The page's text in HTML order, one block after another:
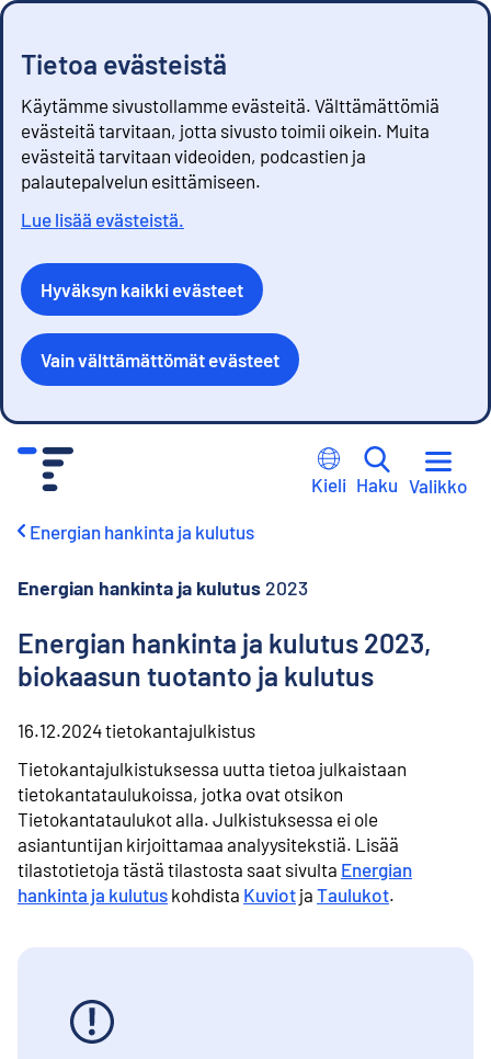
Tietoa evästeistä
Käytämme sivustollamme evästeitä. Välttämättömiä
evästeitä tarvitaan, jotta sivusto toimii oikein. Muita
evästeitä tarvitaan videoiden, podcastien ja
palautepalvelun esittämiseen.
Lue lisää evästeistä.
Hyväksyn kaikki evästeet
Vain välttämättömät evästeet
Kieli Haku Valikko
Energian hankinta ja kulutus
Energian hankinta ja kulutus 2023
Energian hankinta ja kulutus 2023,
biokaasun tuotanto ja kulutus
16.12.2024tietokantajulkistus
Tietokantajulkistuksessa uutta tietoa julkaistaan
tietokantataulukoissa, jotka ovat otsikon
Tietokantataulukot alla. Julkistuksessa ei ole
asiantuntijan kirjoittamaa analyysitekstiä. Lisää
tilastotietoja tästä tilastosta saat sivulta Energian
hankinta ja kulutus kohdista Kuviot ja Taulukot.